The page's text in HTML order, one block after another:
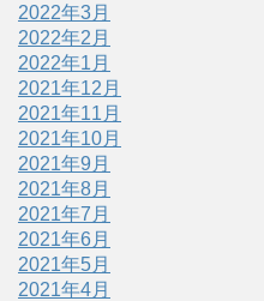
2022年3月
2022年2月
2022年1月
2021年12月
2021年11月
2021年10月
2021年9月
2021年8月
2021年7月
2021年6月
2021年5月
2021年4月